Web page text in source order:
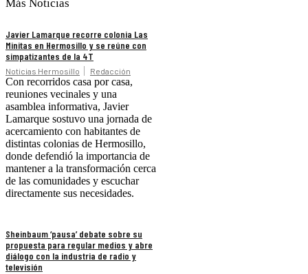
Más Noticias
Javier Lamarque recorre colonia Las
Minitas en Hermosillo y se reúne con
simpatizantes de la 4T
Noticias Hermosillo Redacción
Con recorridos casa por casa,
reuniones vecinales y una
asamblea informativa, Javier
Lamarque sostuvo una jornada de
acercamiento con habitantes de
distintas colonias de Hermosillo,
donde defendió la importancia de
mantener a la transformación cerca
de las comunidades y escuchar
directamente sus necesidades.
Sheinbaum ‘pausa’ debate sobre su
propuesta para regular medios y abre
diálogo con la industria de radio y
televisión